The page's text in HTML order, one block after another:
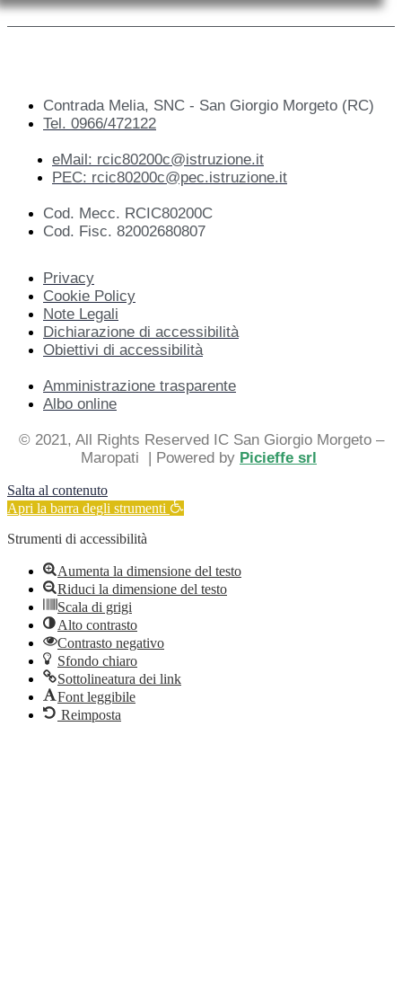
Contrada Melia, SNC - San Giorgio Morgeto (RC)
Tel. 0966/472122
eMail: rcic80200c@istruzione.it
PEC: rcic80200c@pec.istruzione.it
Cod. Mecc. RCIC80200C
Cod. Fisc. 82002680807
Privacy
Cookie Policy
Note Legali
Dichiarazione di accessibilità
Obiettivi di accessibilità
Amministrazione trasparente
Albo online
© 2021, All Rights Reserved IC San Giorgio Morgeto –
Maropati | Powered by Picieffe srl
Salta al contenuto
Apri la barra degli strumenti
Strumenti di accessibilità
Aumenta la dimensione del testo
Riduci la dimensione del testo
Scala di grigi
Alto contrasto
Contrasto negativo
Sfondo chiaro
Sottolineatura dei link
Font leggibile
Reimposta